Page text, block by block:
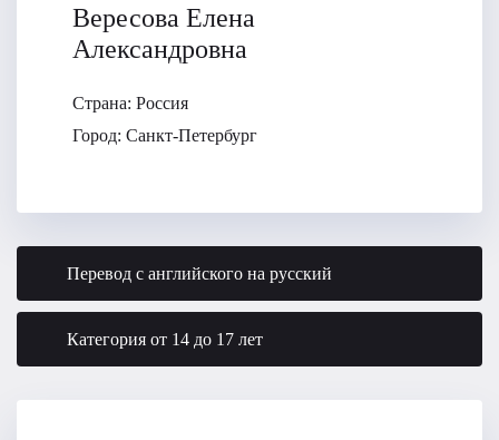
Вересова Елена
Александровна
Страна: Россия
Город: Санкт-Петербург
Перевод с английского на русский
Категория от 14 до 17 лет